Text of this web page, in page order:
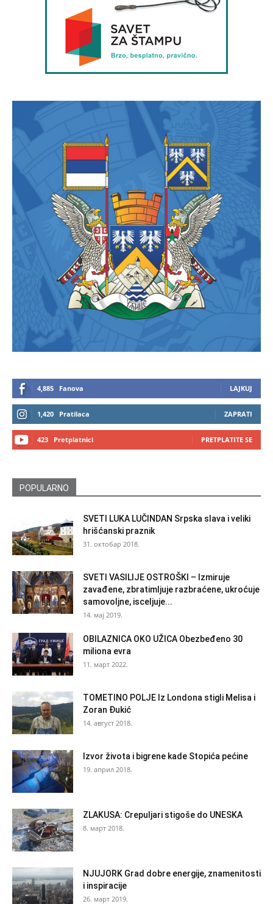
4,885 Fanova LAJKUJ
1,420 Pratilaca ZAPRATI
423 Pretplatnici PRETPLATITE SE
POPULARNO
SVETI LUKA LUČINDAN Srpska slava i veliki
hrišćanski praznik
31. октобар 2018.
SVETI VASILIJE OSTROŠKI – Izmiruje
zavađene, zbratimljuje razbraćene, ukroćuje
samovoljne, isceljuje...
14. мај 2019.
OBILAZNICA OKO UŽICA Obezbeđeno 30
miliona evra
11. март 2022.
TOMETINO POLJE Iz Londona stigli Melisa i
Zoran Đukić
14. август 2018.
Izvor života i bigrene kade Stopića pećine
19. април 2018.
ZLAKUSA: Crepuljari stigoše do UNESKA
8. март 2018.
NJUJORK Grad dobre energije, znamenitosti
i inspiracije
26. март 2019.